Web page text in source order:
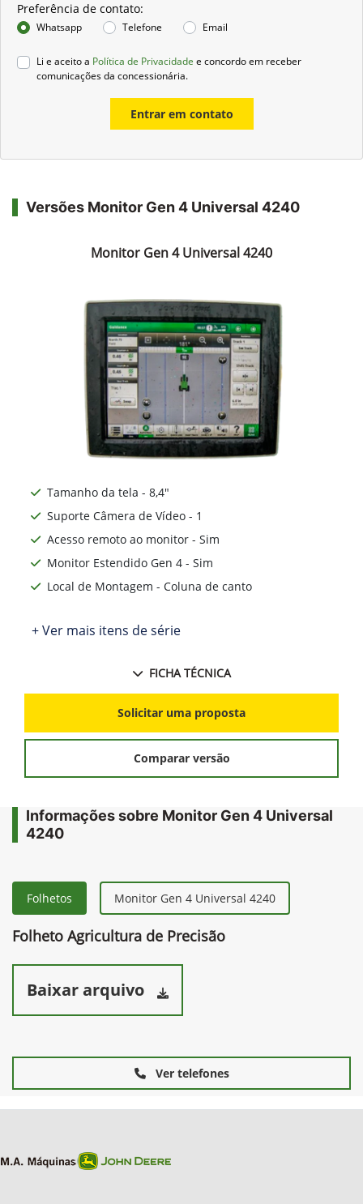
Preferência de contato:
Whatsapp Telefone Email
Li e aceito a Política de Privacidade e concordo em receber
comunicações da concessionária.
Entrar em contato
Versões Monitor Gen 4 Universal 4240
Monitor Gen 4 Universal 4240
Tamanho da tela - 8,4"
Suporte Câmera de Vídeo - 1
Acesso remoto ao monitor - Sim
Monitor Estendido Gen 4 - Sim
Local de Montagem - Coluna de canto
+ Ver mais itens de série
FICHA TÉCNICA
Solicitar uma proposta
Comparar versão
Informações sobre Monitor Gen 4 Universal
4240
Folhetos Monitor Gen 4 Universal 4240
Folheto Agricultura de Precisão
Baixar arquivo
Ver telefones